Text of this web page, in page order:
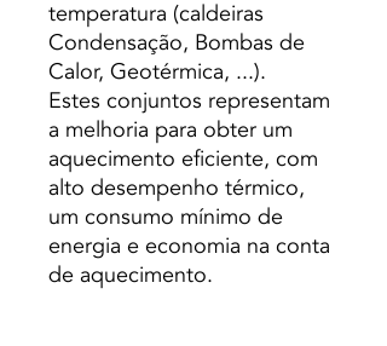
temperatura (caldeiras
Condensação, Bombas de
Calor, Geotérmica, ...).
Estes conjuntos representam
a melhoria para obter um
aquecimento eficiente, com
alto desempenho térmico,
um consumo mínimo de
energia e economia na conta
de aquecimento.